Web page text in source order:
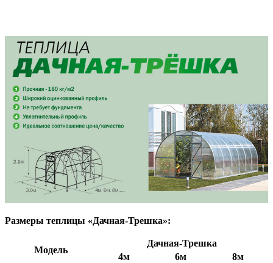
Размеры теплицы «Дачная-Трешка»:
Модель
Дачная-Трешка
4м
6м
8м